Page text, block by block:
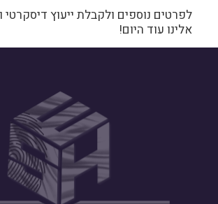
לפרטים נוספים ולקבלת ייעוץ דיסקרטי
אלינועוד היום!